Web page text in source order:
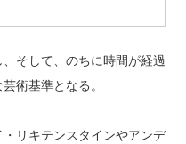
そして、のちに時間が経過
術基準となる。
リキテンスタインやアンデ